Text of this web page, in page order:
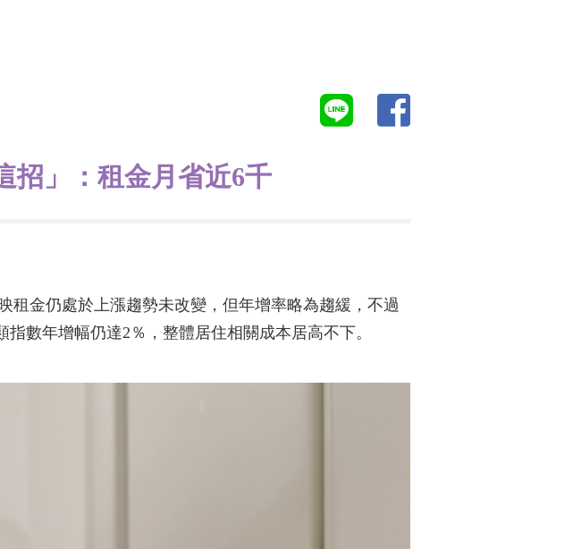
」：租金月省近6千
租金仍處於上漲趨勢未改變，但年增率略為趨緩，不過
數年增幅仍達2％，整體居住相關成本居高不下。